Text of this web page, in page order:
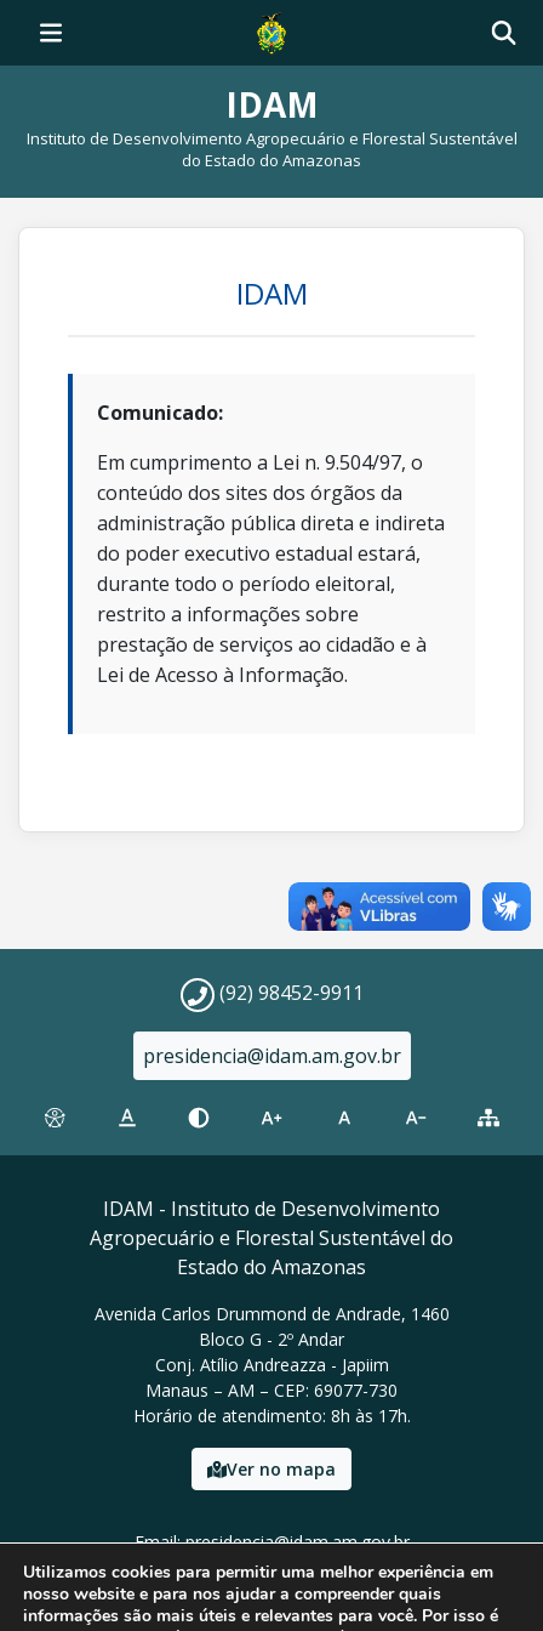
IDAM
Instituto de Desenvolvimento Agropecuário e Florestal Sustentável
do Estado do Amazonas
IDAM
Comunicado:
Em cumprimento a Lei n. 9.504/97, o
conteúdo dos sites dos órgãos da
administração pública direta e indireta
do poder executivo estadual estará,
durante todo o período eleitoral,
restrito a informações sobre
prestação de serviços ao cidadão e à
Lei de Acesso à Informação.
(92) 98452-9911
presidencia@idam.am.gov.br
IDAM - Instituto de Desenvolvimento
Agropecuário e Florestal Sustentável do
Estado do Amazonas
Avenida Carlos Drummond de Andrade, 1460
Bloco G - 2º Andar
Conj. Atílio Andreazza - Japiim
Manaus – AM – CEP: 69077-730
Horário de atendimento: 8h às 17h.
Ver no mapa
Email: presidencia@idam.am.gov.br
Tel: (92) 98452-9911
Utilizamos cookies para permitir uma melhor experiência em
nosso website e para nos ajudar a compreender quais
informações são mais úteis e relevantes para você. Por isso é